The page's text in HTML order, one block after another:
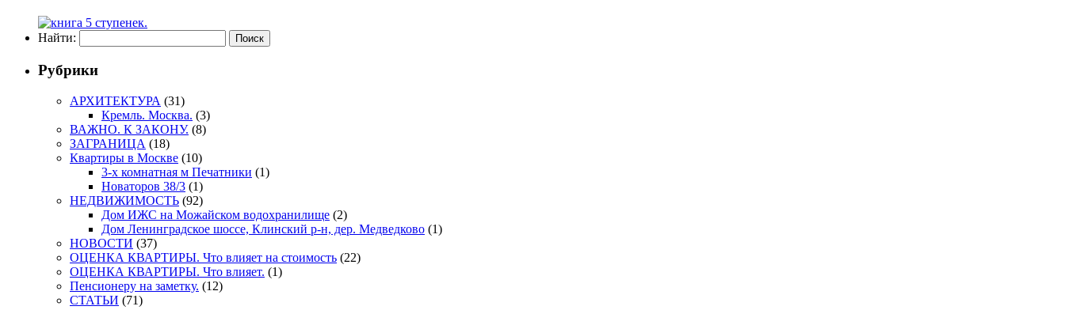
Найти:
Рубрики
АРХИТЕКТУРА (31)
Кремль. Москва. (3)
ВАЖНО. К ЗАКОНУ. (8)
ЗАГРАНИЦА (18)
Квартиры в Москве (10)
3-х комнатная м Печатники (1)
Новаторов 38/3 (1)
НЕДВИЖИМОСТЬ (92)
Дом ИЖС на Можайском водохранилище (2)
Дом Ленинградское шоссе, Клинский р-н, дер. Медведково (1)
НОВОСТИ (37)
ОЦЕНКА КВАРТИРЫ. Что влияет на стоимость (22)
ОЦЕНКА КВАРТИРЫ. Что влияет. (1)
Пенсионеру на заметку. (12)
СТАТЬИ (71)